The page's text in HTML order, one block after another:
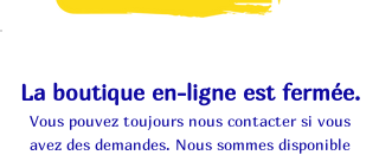
La boutique en-ligne est fermée.
Vous pouvez toujours nous contacter si vous
avez des demandes. Nous sommes disponible